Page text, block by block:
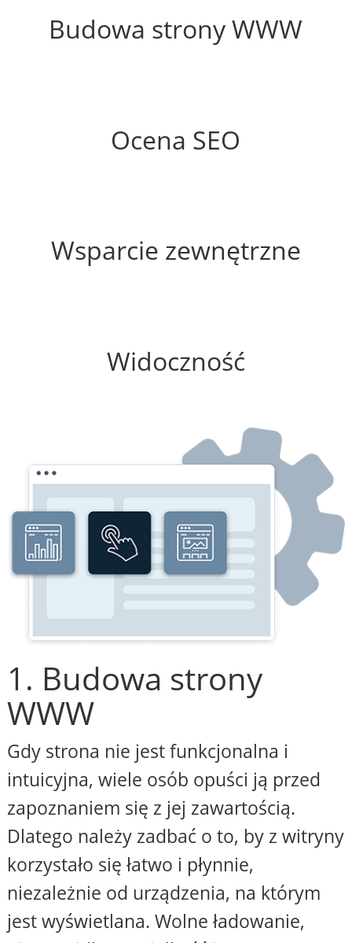
Budowa strony WWW
Ocena SEO
Wsparcie zewnętrzne
Widoczność
1. Budowa strony
WWW
Gdy strona nie jest funkcjonalna i
intuicyjna, wiele osób opuści ją przed
zapoznaniem się z jej zawartością.
Dlatego należy zadbać o to, by z witryny
korzystało się łatwo i płynnie,
niezależnie od urządzenia, na którym
jest wyświetlana. Wolne ładowanie,